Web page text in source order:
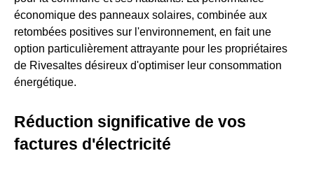
économique des panneaux solaires, combinée aux
retombées positives sur l'environnement, en fait une
option particulièrement attrayante pour les propriétaires
de Rivesaltes désireux d'optimiser leur consommation
énergétique.
Réduction significative de vos
factures d'électricité